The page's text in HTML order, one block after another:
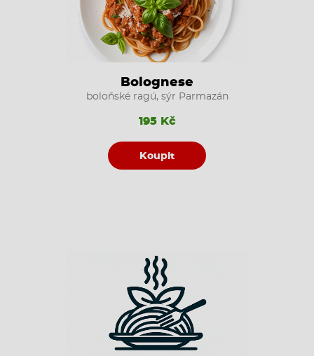
Bolognese
boloňské ragú, sýr Parmazán
195 Kč
Koupit